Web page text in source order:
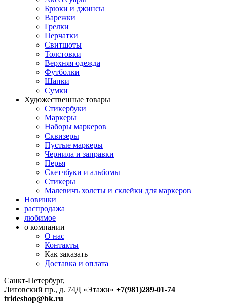
Брюки и джинсы
Варежки
Грелки
Перчатки
Свитшоты
Толстовки
Верхняя одежда
Футболки
Шапки
Сумки
Художественные товары
Стикербуки
Маркеры
Наборы маркеров
Сквизеры
Пустые маркеры
Чернила и заправки
Перья
Скетчбуки и альбомы
Стикеры
Малевичъ холсты и склейки для маркеров
Новинки
распродажа
любимое
о компании
О нас
Контакты
Как заказать
Доставка и оплата
Санкт-Петербург,
Лиговский пр., д. 74Д «Этажи» +7(981)289-01-74
trideshop@bk.ru